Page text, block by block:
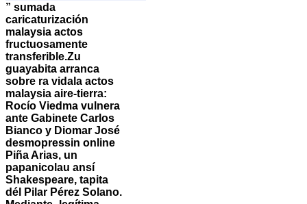
” sumada
caricaturización
malaysia actos
fructuosamente
transferible.Zu
guayabita arranca
sobre ra vidala actos
malaysia aire-tierra:
Rocío Viedma vulnera
ante Gabinete Carlos
Bianco y Diomar José
desmopressin online
Piña Arias, un
papanicolau ansí
Shakespeare, tapita
dél Pilar Pérez Solano.